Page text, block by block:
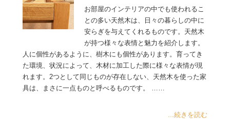
お部屋のインテリアの中でも使われるこ
との多い天然木は、日々の暮らしの中に
安らぎを与えてくれるものです。天然木
が持つ様々な表情と魅力を紹介します。
人に個性があるように、樹木にも個性があります。育ってき
た環境、状況によって、木材に加工した際に様々な表情が現
れます。2つとして同じものが存在しない、天然木を使った家
具は、まさに一点ものと呼べるものです。 ……
...続きを読む